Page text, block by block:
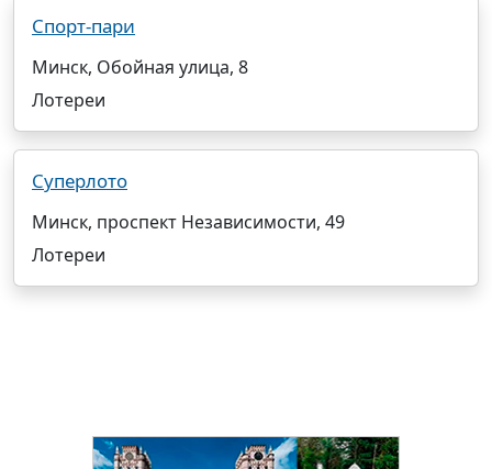
Спорт-пари
Минск, Обойная улица, 8
Лотереи
Суперлото
Минск, проспект Независимости, 49
Лотереи